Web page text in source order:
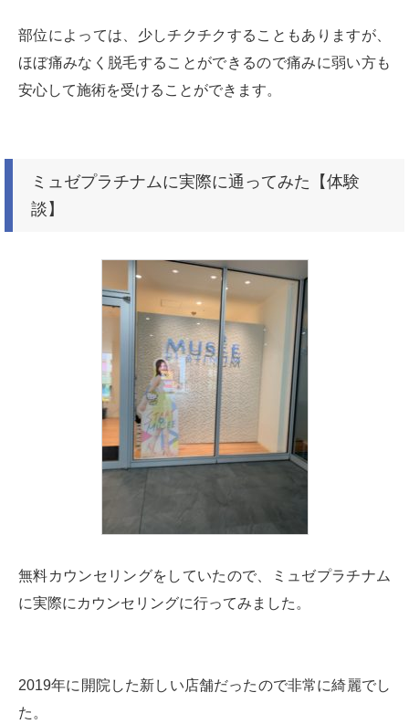
部位によっては、少しチクチクすることもありますが、
ほぼ痛みなく脱毛することができるので痛みに弱い方も
安心して施術を受けることができます。
ミュゼプラチナムに実際に通ってみた【体験
談】
無料カウンセリングをしていたので、ミュゼプラチナム
に実際にカウンセリングに行ってみました。
2019年に開院した新しい店舗だったので非常に綺麗でし
た。